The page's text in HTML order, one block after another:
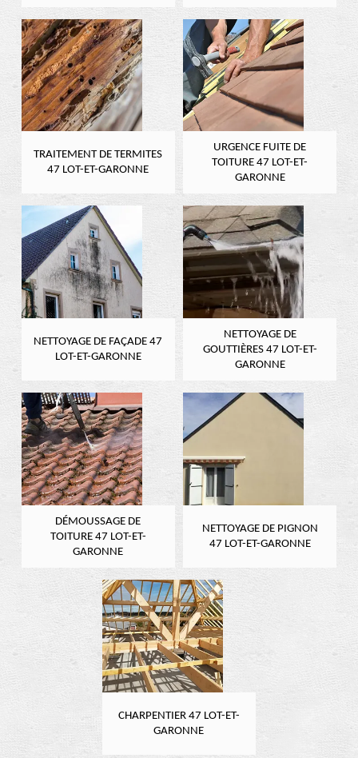
TRAITEMENT DE TERMITES
47 LOT-ET-GARONNE
URGENCE FUITE DE
TOITURE 47 LOT-ET-
GARONNE
NETTOYAGE DE FAÇADE 47
LOT-ET-GARONNE
NETTOYAGE DE
GOUTTIÈRES 47 LOT-ET-
GARONNE
DÉMOUSSAGE DE
TOITURE 47 LOT-ET-
GARONNE
NETTOYAGE DE PIGNON
47 LOT-ET-GARONNE
CHARPENTIER 47 LOT-ET-
GARONNE